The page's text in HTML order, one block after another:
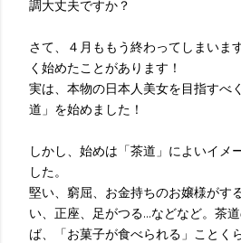
調大丈夫ですか？
さて、４月ももう終わってしまいま
く始めたことがあります！
実は、本物の日本人美女を目指すべ
道」を始めました！
しかし、始めは「茶道」によいイメ
した。
堅い、窮屈、お金持ちのお嬢様がす
い、正座、足がつる…などなど。茶
ば、「お菓子が食べられる」ことく